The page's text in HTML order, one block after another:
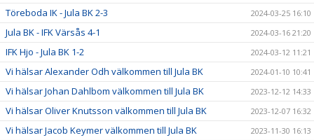
Töreboda IK - Jula BK 2-3 2024-03-25 16:10
Jula BK - IFK Värsås 4-1 2024-03-16 21:20
IFK Hjo - Jula BK 1-2 2024-03-12 11:21
Vi hälsar Alexander Odh välkommen till Jula BK 2024-01-10 10:41
Vi hälsar Johan Dahlbom välkommen till Jula BK 2023-12-12 14:33
Vi hälsar Oliver Knutsson välkommen till Jula BK 2023-12-07 16:32
Vi hälsar Jacob Keymer välkommen till Jula BK 2023-11-30 16:13